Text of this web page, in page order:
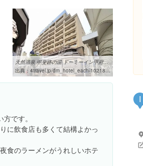
天然温泉 甲斐路の湯 ドーミーイン甲府の料金比較・予約【フォー ...
出典：4travel.jp/dm_hotel_each-10218940.html
です。
に飲食店も多くて結構よかっ
食のラーメンがうれしいホテ